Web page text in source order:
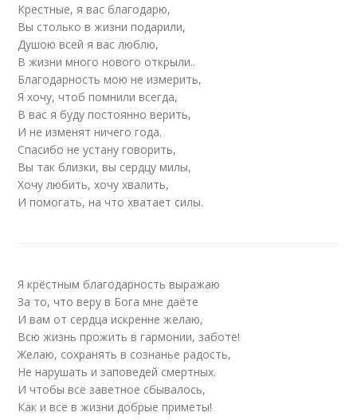
Крестные, я вас благодарю,
Вы столько в жизни подарили,
Душою всей я вас люблю,
В жизни много нового открыли..
Благодарность мою не измерить,
Я хочу, чтоб помнили всегда,
В вас я буду постоянно верить,
И не изменят ничего года.
Спасибо не устану говорить,
Вы так близки, вы сердцу милы,
Хочу любить, хочу хвалить,
И помогать, на что хватает силы.
Я крёстным благодарность выражаю
За то, что веру в Бога мне даёте
И вам от сердца искренне желаю,
Всю жизнь прожить в гармонии, заботе!
Желаю, сохранять в сознанье радость,
Не нарушать и заповедей смертных.
И чтобы всё заветное сбывалось,
Как и все в жизни добрые приметы!